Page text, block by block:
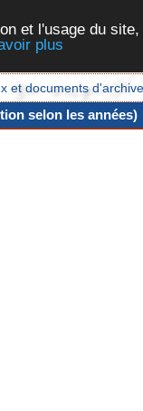
et l'usage du
plus
et documents
selon les années)